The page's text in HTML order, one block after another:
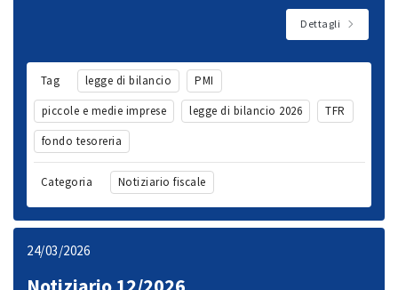
Dettagli
Tag legge di bilancio
PMI
piccole e medie imprese
legge di bilancio 2026
TFR
fondo tesoreria
Categoria Notiziario fiscale
24/03/2026